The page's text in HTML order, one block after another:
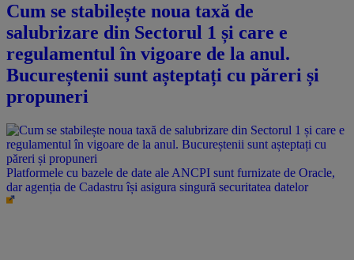
Cum se stabilește noua taxă de
salubrizare din Sectorul 1 și care e
regulamentul în vigoare de la anul.
Bucureștenii sunt așteptați cu păreri și
propuneri
Platformele cu bazele de date ale ANCPI sunt furnizate de Oracle,
dar agenția de Cadastru își asigura singură securitatea datelor